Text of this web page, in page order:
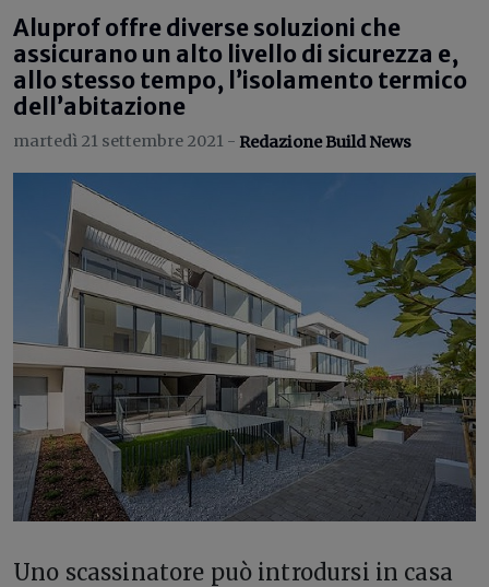
Aluprof offre diverse soluzioni che
assicurano un alto livello di sicurezza e,
allo stesso tempo, l’isolamento termico
dell’abitazione
martedì 21 settembre 2021 - Redazione Build News
Uno scassinatore può introdursi in casa